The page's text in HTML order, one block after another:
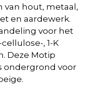
hout, metaal,
en aardewerk.
voor het
, 1-K
Deze Motip
ondergrond voor